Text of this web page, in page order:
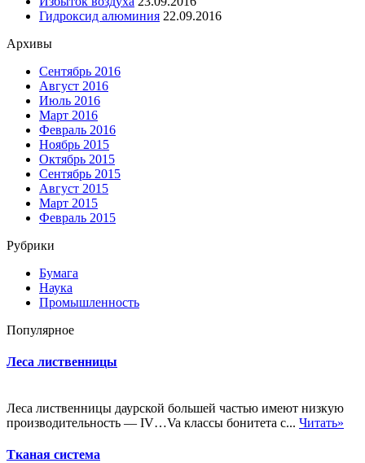
Гидроксид алюминия 22.09.2016
Архивы
Сентябрь 2016
Август 2016
Июль 2016
Март 2016
Февраль 2016
Ноябрь 2015
Октябрь 2015
Сентябрь 2015
Август 2015
Март 2015
Февраль 2015
Рубрики
Бумага
Наука
Промышленность
Популярное
Леса лиственницы
Леса лиственницы даурской большей частью имеют низкую
производительность — IV…Va классы бонитета с... Читать»
Тканая система